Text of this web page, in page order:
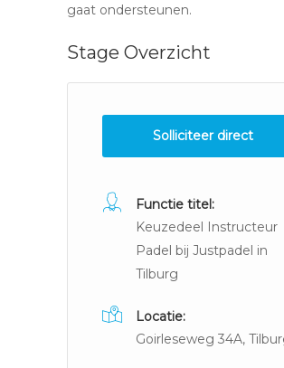
gaat ondersteunen.
Stage Overzicht
Solliciteer direct
Functie titel:
Keuzedeel Instructeur
Padel bij Justpadel in
Tilburg
Locatie:
Goirleseweg 34A,